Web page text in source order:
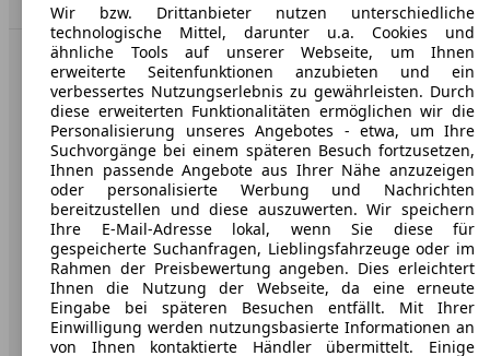
AutoScout24: Europaweit der größte Online-Automarkt.
Unternehmen
Über AutoScout24
Presse
Karriere
Werbung
AGB
Wir bzw. Drittanbieter nutzen unterschiedliche
technologische Mittel, darunter u.a. Cookies und
ähnliche Tools auf unserer Webseite, um Ihnen
erweiterte Seitenfunktionen anzubieten und ein
verbessertes Nutzungserlebnis zu gewährleisten. Durch
diese erweiterten Funktionalitäten ermöglichen wir die
Personalisierung unseres Angebotes - etwa, um Ihre
Suchvorgänge bei einem späteren Besuch fortzusetzen,
Ihnen passende Angebote aus Ihrer Nähe anzuzeigen
oder personalisierte Werbung und Nachrichten
bereitzustellen und diese auszuwerten. Wir speichern
Ihre E-Mail-Adresse lokal, wenn Sie diese für
gespeicherte Suchanfragen, Lieblingsfahrzeuge oder im
Rahmen der Preisbewertung angeben. Dies erleichtert
Ihnen die Nutzung der Webseite, da eine erneute
Eingabe bei späteren Besuchen entfällt. Mit Ihrer
Einwilligung werden nutzungsbasierte Informationen an
von Ihnen kontaktierte Händler übermittelt. Einige